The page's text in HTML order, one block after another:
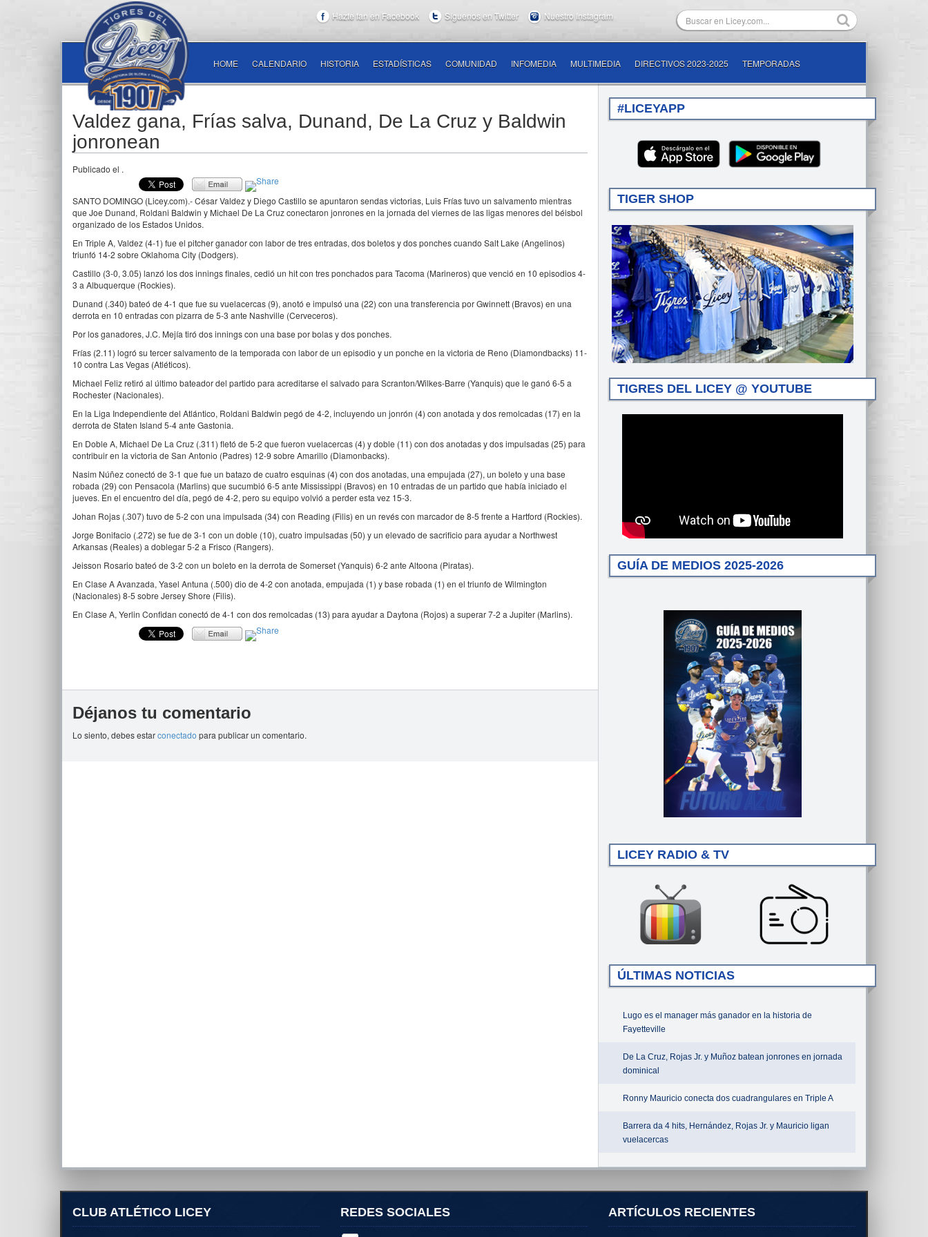
Hazte fan en Facebook Síguenos en Twitter Nuestro Instagram
HOME CALENDARIO HISTORIA ESTADÍSTICAS COMUNIDAD INFOMEDIA MULTIMEDIA DIRECTIVOS 2023-2025 TEMPORADAS
Valdez gana, Frías salva, Dunand, De La Cruz y Baldwin
jonronean
Publicado el .
SANTO DOMINGO (Licey.com).- César Valdez y Diego Castillo se apuntaron sendas victorias, Luis Frías tuvo un salvamento mientras
que Joe Dunand, Roldani Baldwin y Michael De La Cruz conectaron jonrones en la jornada del viernes de las ligas menores del béisbol
organizado de los Estados Unidos.
En Triple A, Valdez (4-1) fue el pitcher ganador con labor de tres entradas, dos boletos y dos ponches cuando Salt Lake (Angelinos)
triunfó 14-2 sobre Oklahoma City (Dodgers).
Castillo (3-0, 3.05) lanzó los dos innings finales, cedió un hit con tres ponchados para Tacoma (Marineros) que venció en 10 episodios 4-
3 a Albuquerque (Rockies).
Dunand (.340) bateó de 4-1 que fue su vuelacercas (9), anotó e impulsó una (22) con una transferencia por Gwinnett (Bravos) en una
derrota en 10 entradas con pizarra de 5-3 ante Nashville (Cerveceros).
Por los ganadores, J.C. Mejía tiró dos innings con una base por bolas y dos ponches.
Frías (2.11) logró su tercer salvamento de la temporada con labor de un episodio y un ponche en la victoria de Reno (Diamondbacks) 11-
10 contra Las Vegas (Atléticos).
Michael Feliz retiró al último bateador del partido para acreditarse el salvado para Scranton/Wilkes-Barre (Yanquis) que le ganó 6-5 a
Rochester (Nacionales).
En la Liga Independiente del Atlántico, Roldani Baldwin pegó de 4-2, incluyendo un jonrón (4) con anotada y dos remolcadas (17) en la
derrota de Staten Island 5-4 ante Gastonia.
En Doble A, Michael De La Cruz (.311) fletó de 5-2 que fueron vuelacercas (4) y doble (11) con dos anotadas y dos impulsadas (25) para
contribuir en la victoria de San Antonio (Padres) 12-9 sobre Amarillo (Diamonbacks).
Nasim Núñez conectó de 3-1 que fue un batazo de cuatro esquinas (4) con dos anotadas, una empujada (27), un boleto y una base
robada (29) con Pensacola (Marlins) que sucumbió 6-5 ante Mississippi (Bravos) en 10 entradas de un partido que había iniciado el
jueves. En el encuentro del día, pegó de 4-2, pero su equipo volvió a perder esta vez 15-3.
Johan Rojas (.307) tuvo de 5-2 con una impulsada (34) con Reading (Filis) en un revés con marcador de 8-5 frente a Hartford (Rockies).
Jorge Bonifacio (.272) se fue de 3-1 con un doble (10), cuatro impulsadas (50) y un elevado de sacrificio para ayudar a Northwest
Arkansas (Reales) a doblegar 5-2 a Frisco (Rangers).
Jeisson Rosario bateó de 3-2 con un boleto en la derrota de Somerset (Yanquis) 6-2 ante Altoona (Piratas).
En Clase A Avanzada, Yasel Antuna (.500) dio de 4-2 con anotada, empujada (1) y base robada (1) en el triunfo de Wilmington
(Nacionales) 8-5 sobre Jersey Shore (Filis).
En Clase A, Yerlin Confidan conectó de 4-1 con dos remolcadas (13) para ayudar a Daytona (Rojos) a superar 7-2 a Jupiter (Marlins).
Déjanos tu comentario
Lo siento, debes estarconectado para publicar un comentario.
#LICEYAPP
TIGER SHOP
TIGRES DEL LICEY @ YOUTUBE
GUÍA DE MEDIOS 2025-2026
LICEY RADIO & TV
ÚLTIMAS NOTICIAS
Lugo es el manager más ganador en la historia de
Fayetteville
De La Cruz, Rojas Jr. y Muñoz batean jonrones en jornada
dominical
Ronny Mauricio conecta dos cuadrangulares en Triple A
Barrera da 4 hits, Hernández, Rojas Jr. y Mauricio ligan
vuelacercas
CLUB ATLÉTICO LICEY REDES SOCIALES ARTÍCULOS RECIENTES